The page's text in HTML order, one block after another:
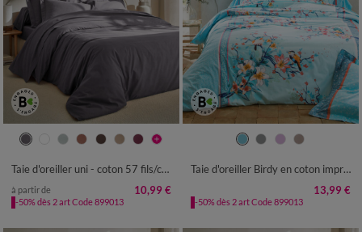
Taie d'oreiller uni - coton 57 fils/cm²
à partir de 10,99 €
-50% dès 2 art Code 899013
Taie d'oreiller Birdy en coton imprimé oiseaux
13,99 €
-50% dès 2 art Code 899013